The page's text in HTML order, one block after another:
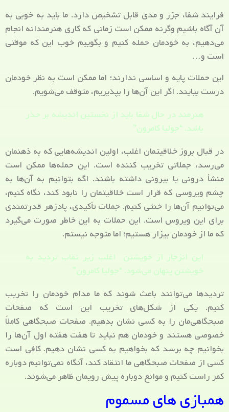
فرایند شفا، جزر و مدی قابل تشخیص دارد. ما باید به خوبی به
آن آگاه باشیم وگرنه ممکن است زمانی که کاری هنرمندانه انجام
می‌دهیم، به خودمان حمله کنیم و بگوییم خوب این که موقتی
است و…
این حملات پایه و اساسی ندارند؛ اما ممکن است به نظر خودمان
درست بیایند. اگر این آن‌ها را بپذیریم، متوقف می‌شویم.
هنرمند در حال شفا باید از نخستین اندیشه‌ بر حذر
باشد. “جولیا کامرون”
در قبال بروز خلاقیتمان اغلب، اولین اندیشه‌هایی که به ذهنمان
می‌رسد، جملاتی تخریب کننده است. این حمله‌ها ممکن است
منشأ درونی یا بیرونی داشته باشند. اگه بتوانیم به آن‌ها به
چشم ویروسی که قرار است خلاقیتمان را نابود کند، نگاه کنیم،
می‌توانیم آن‌ها را خنثی کنیم. جملات تأکیدی، پادزهر قدرتمندی
برای این ویروس است. این حملات به این خاطر صورت می‌گیرد
که ما از خودمان بیزار هستیم؛ اما متوجه نیستم.
این انزجار از خویشتن اغلب زیر نقاب تردید به
خویشتن پنهان می‌شود. “جولیا کامرون”
تردیدها می‌توانند باعث شوند که ما مدام خودمان را تخریب
کنیم. یکی از شکل‌های تخریب‌ این است که صفحات
صبحگاهی‌مان را به کسی نشان بدهیم. صفحات صبحگاهی کاملاً
خصوصی هستند و خودمان هم نباید تا هفت هفته اول آن‌ها را
بخوانیم چه برسد که بخواهیم به کسی نشان دهیم. کافی است
کسی از صفحات صبحگاهی ما انتقاد کند، آنگاه نمی‌توانیم دوباره
کمر راست کنیم و موانع دوباره پیش رویمان ظاهر می‌شوند.
همبازی‌ های مسموم